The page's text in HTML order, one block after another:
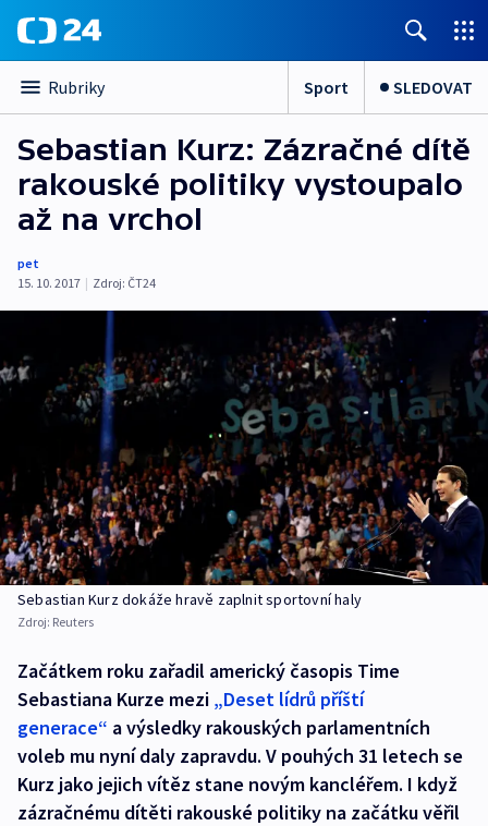
Rubriky Sport SLEDOVAT
Sebastian Kurz: Zázračné dítě
rakouské politiky vystoupalo
až na vrchol
pet
15. 10. 2017 | Zdroj: ČT24
Sebastian Kurz dokáže hravě zaplnit sportovní haly
Zdroj: Reuters
Začátkem roku zařadil americký časopis Time
Sebastiana Kurze mezi „Deset lídrů příští
generace“ a výsledky rakouských parlamentních
voleb mu nyní daly zapravdu. V pouhých 31 letech se
Kurz jako jejich vítěz stane novým kancléřem. I když
zázračnému dítěti rakouské politiky na začátku věřil